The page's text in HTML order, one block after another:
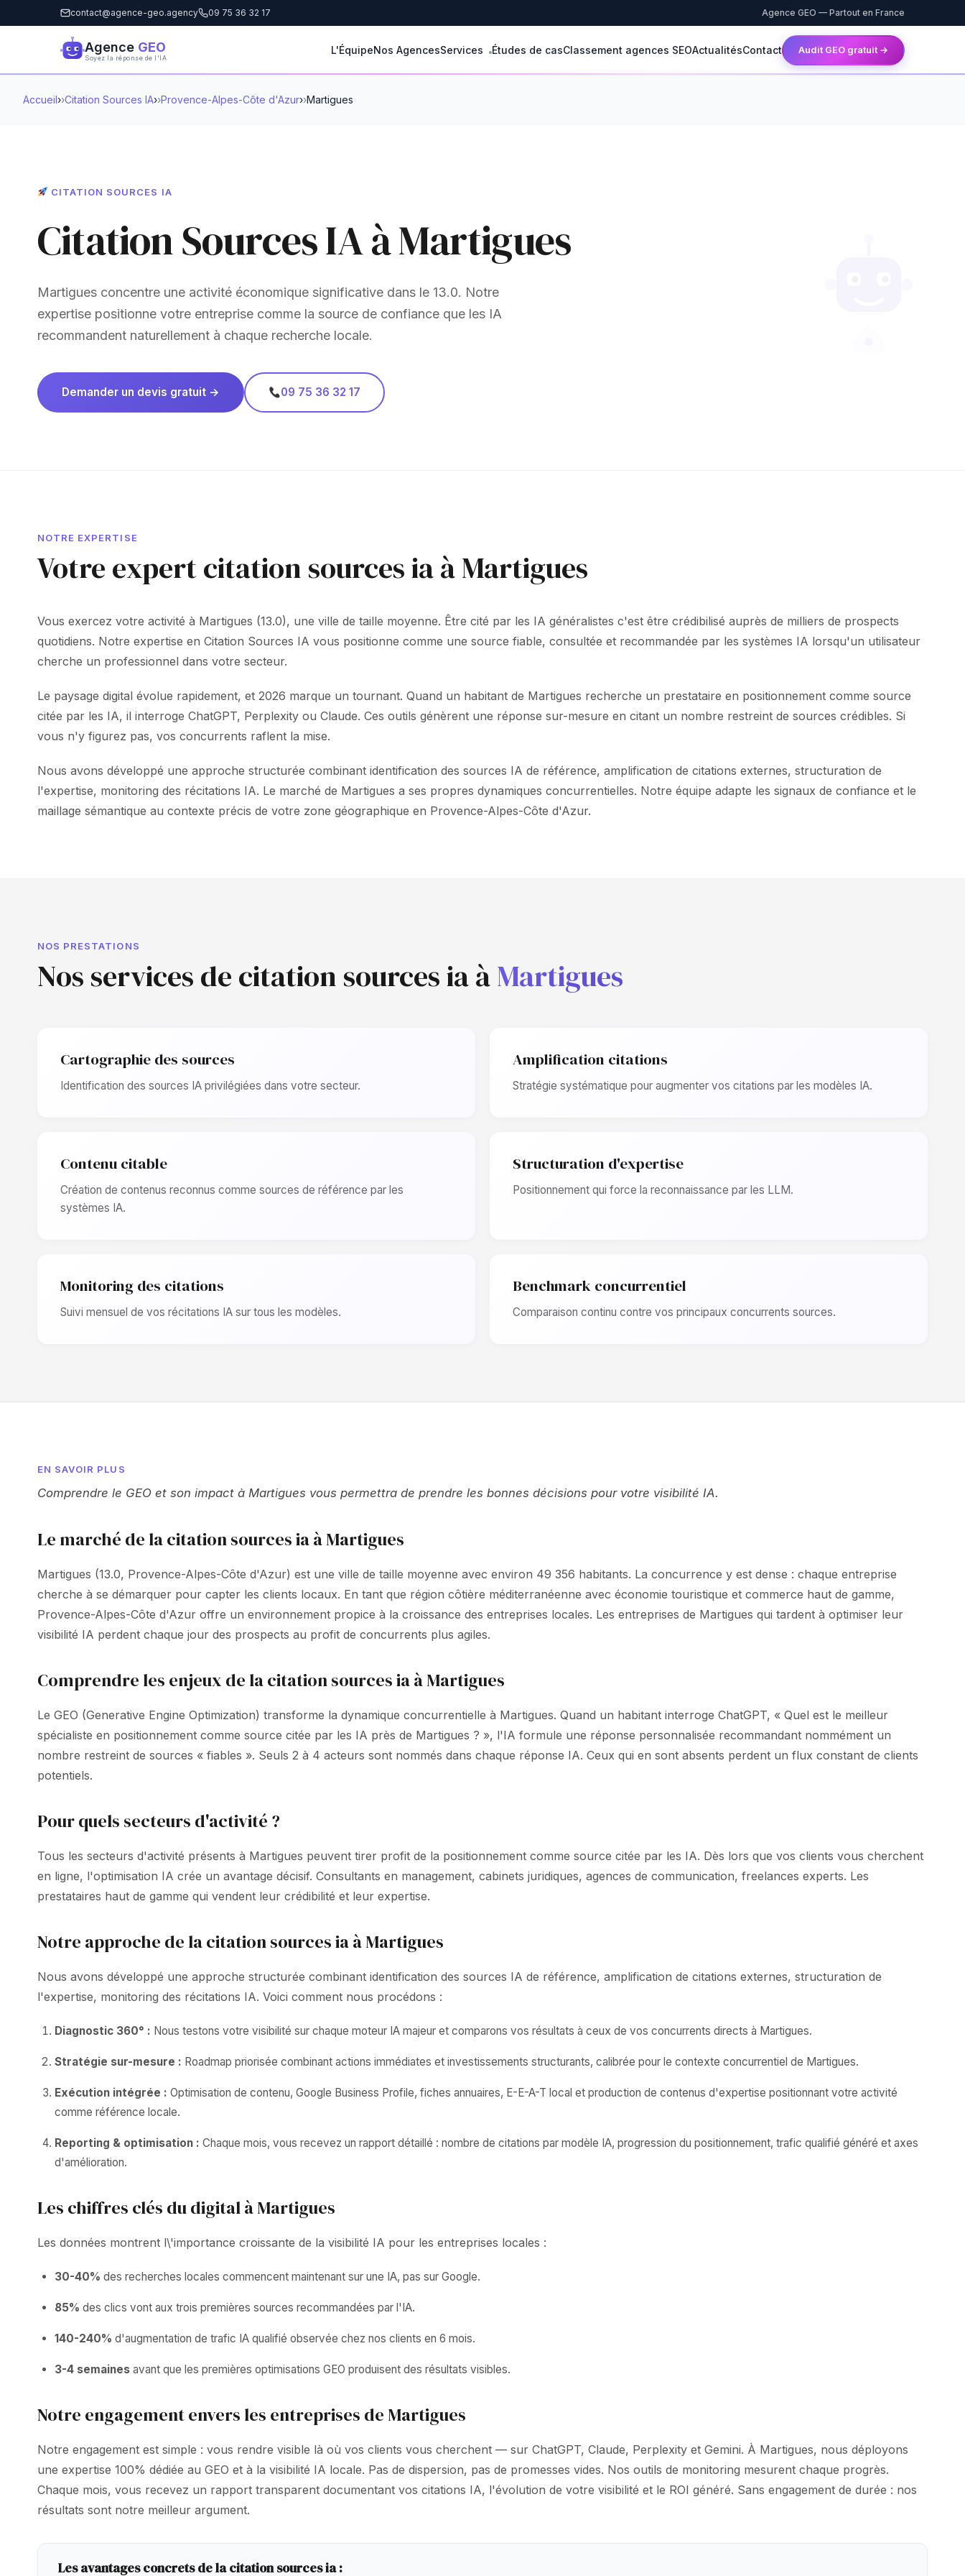
contact@agence-geo.agency 09 75 36 32 17 Agence GEO — Partout en France
Agence GEO
Soyez la réponse de l'IA
L'ÉquipeNos AgencesServices Études de casClassement agences SEOActualitésContact Audit GEO gratuit →
Accueil› Citation Sources IA› Provence-Alpes-Côte d'Azur› Martigues
CITATION SOURCES IA
Citation Sources IA à Martigues
Martigues concentre une activité économique significative dans le 13.0. Notre
expertise positionne votre entreprise comme la source de confiance que les IA
recommandent naturellement à chaque recherche locale.
Demander un devis gratuit → 09 75 36 32 17
NOTRE EXPERTISE
Votre expert citation sources ia à Martigues
Vous exercez votre activité à Martigues (13.0), une ville de taille moyenne. Être cité par les IA généralistes c'est être crédibilisé auprès de milliers de prospects
quotidiens. Notre expertise en Citation Sources IA vous positionne comme une source fiable, consultée et recommandée par les systèmes IA lorsqu'un utilisateur
cherche un professionnel dans votre secteur.
Le paysage digital évolue rapidement, et 2026 marque un tournant. Quand un habitant de Martigues recherche un prestataire en positionnement comme source
citée par les IA, il interroge ChatGPT, Perplexity ou Claude. Ces outils génèrent une réponse sur-mesure en citant un nombre restreint de sources crédibles. Si
vous n'y figurez pas, vos concurrents raflent la mise.
Nous avons développé une approche structurée combinant identification des sources IA de référence, amplification de citations externes, structuration de
l'expertise, monitoring des récitations IA. Le marché de Martigues a ses propres dynamiques concurrentielles. Notre équipe adapte les signaux de confiance et le
maillage sémantique au contexte précis de votre zone géographique en Provence-Alpes-Côte d'Azur.
NOS PRESTATIONS
Nos services de citation sources ia àMartigues
Cartographie des sources
Identification des sources IA privilégiées dans votre secteur.
Amplification citations
Stratégie systématique pour augmenter vos citations par les modèles IA.
Contenu citable
Création de contenus reconnus comme sources de référence par les
systèmes IA.
Structuration d'expertise
Positionnement qui force la reconnaissance par les LLM.
Monitoring des citations
Suivi mensuel de vos récitations IA sur tous les modèles.
Benchmark concurrentiel
Comparaison continu contre vos principaux concurrents sources.
EN SAVOIR PLUS
Comprendre le GEO et son impact à Martigues vous permettra de prendre les bonnes décisions pour votre visibilité IA.
Le marché de la citation sources ia à Martigues
Martigues (13.0, Provence-Alpes-Côte d'Azur) est une ville de taille moyenne avec environ 49 356 habitants. La concurrence y est dense : chaque entreprise
cherche à se démarquer pour capter les clients locaux. En tant que région côtière méditerranéenne avec économie touristique et commerce haut de gamme,
Provence-Alpes-Côte d'Azur offre un environnement propice à la croissance des entreprises locales. Les entreprises de Martigues qui tardent à optimiser leur
visibilité IA perdent chaque jour des prospects au profit de concurrents plus agiles.
Comprendre les enjeux de la citation sources ia à Martigues
Le GEO (Generative Engine Optimization) transforme la dynamique concurrentielle à Martigues. Quand un habitant interroge ChatGPT, « Quel est le meilleur
spécialiste en positionnement comme source citée par les IA près de Martigues ? », l'IA formule une réponse personnalisée recommandant nommément un
nombre restreint de sources « fiables ». Seuls 2 à 4 acteurs sont nommés dans chaque réponse IA. Ceux qui en sont absents perdent un flux constant de clients
potentiels.
Pour quels secteurs d'activité ?
Tous les secteurs d'activité présents à Martigues peuvent tirer profit de la positionnement comme source citée par les IA. Dès lors que vos clients vous cherchent
en ligne, l'optimisation IA crée un avantage décisif. Consultants en management, cabinets juridiques, agences de communication, freelances experts. Les
prestataires haut de gamme qui vendent leur crédibilité et leur expertise.
Notre approche de la citation sources ia à Martigues
Nous avons développé une approche structurée combinant identification des sources IA de référence, amplification de citations externes, structuration de
l'expertise, monitoring des récitations IA. Voici comment nous procédons :
Diagnostic 360° : Nous testons votre visibilité sur chaque moteur IA majeur et comparons vos résultats à ceux de vos concurrents directs à Martigues.
Stratégie sur-mesure : Roadmap priorisée combinant actions immédiates et investissements structurants, calibrée pour le contexte concurrentiel de Martigues.
Exécution intégrée : Optimisation de contenu, Google Business Profile, fiches annuaires, E-E-A-T local et production de contenus d'expertise positionnant votre activité
comme référence locale.
Reporting & optimisation : Chaque mois, vous recevez un rapport détaillé : nombre de citations par modèle IA, progression du positionnement, trafic qualifié généré et axes
d'amélioration.
Les chiffres clés du digital à Martigues
Les données montrent l\'importance croissante de la visibilité IA pour les entreprises locales :
30-40% des recherches locales commencent maintenant sur une IA, pas sur Google.
85% des clics vont aux trois premières sources recommandées par l'IA.
140-240% d'augmentation de trafic IA qualifié observée chez nos clients en 6 mois.
3-4 semaines avant que les premières optimisations GEO produisent des résultats visibles.
Notre engagement envers les entreprises de Martigues
Notre engagement est simple : vous rendre visible là où vos clients vous cherchent — sur ChatGPT, Claude, Perplexity et Gemini. À Martigues, nous déployons
une expertise 100% dédiée au GEO et à la visibilité IA locale. Pas de dispersion, pas de promesses vides. Nos outils de monitoring mesurent chaque progrès.
Chaque mois, vous recevez un rapport transparent documentant vos citations IA, l'évolution de votre visibilité et le ROI généré. Sans engagement de durée : nos
résultats sont notre meilleur argument.
Les avantages concrets de la citation sources ia :